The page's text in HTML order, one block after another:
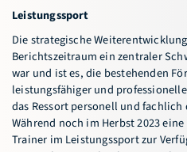
Leistungssport
Die strategische
Berichtszeitraum ein zentraler
war und ist es, die bestehenden
leistungsfähiger und
das Ressort personell und
Während noch im Herbst 2023
Trainer im Leistungssport zur